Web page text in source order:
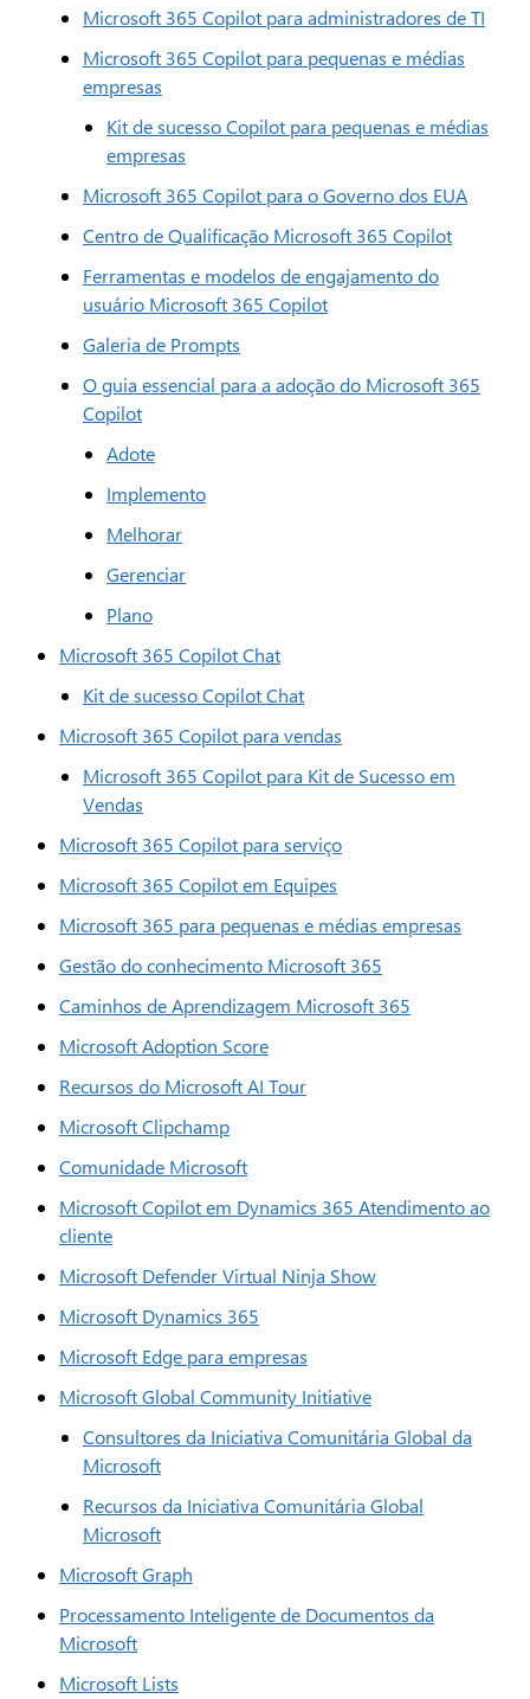
Microsoft 365 Copilot para administradores de TI
Microsoft 365 Copilot para pequenas e médias
empresas
Kit de sucesso Copilot para pequenas e médias
empresas
Microsoft 365 Copilot para o Governo dos EUA
Centro de Qualificação Microsoft 365 Copilot
Ferramentas e modelos de engajamento do
usuário Microsoft 365 Copilot
Galeria de Prompts
O guia essencial para a adoção do Microsoft 365
Copilot
Adote
Implemento
Melhorar
Gerenciar
Plano
Microsoft 365 Copilot Chat
Kit de sucesso Copilot Chat
Microsoft 365 Copilot para vendas
Microsoft 365 Copilot para Kit de Sucesso em
Vendas
Microsoft 365 Copilot para serviço
Microsoft 365 Copilot em Equipes
Microsoft 365 para pequenas e médias empresas
Gestão do conhecimento Microsoft 365
Caminhos de Aprendizagem Microsoft 365
Microsoft Adoption Score
Recursos do Microsoft AI Tour
Microsoft Clipchamp
Comunidade Microsoft
Microsoft Copilot em Dynamics 365 Atendimento ao
cliente
Microsoft Defender Virtual Ninja Show
Microsoft Dynamics 365
Microsoft Edge para empresas
Microsoft Global Community Initiative
Consultores da Iniciativa Comunitária Global da
Microsoft
Recursos da Iniciativa Comunitária Global
Microsoft
Microsoft Graph
Processamento Inteligente de Documentos da
Microsoft
Microsoft Lists